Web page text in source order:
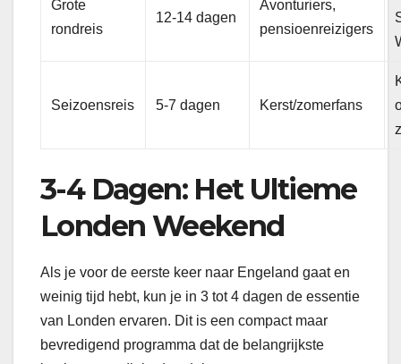
Grote
rondreis
12-14 dagen
Avonturiers,
pensioenreizigers
Seizoensreis 5-7 dagen Kerst/zomerfans
3-4 Dagen: Het Ultieme
Londen Weekend
Als je voor de eerste keer naar Engeland gaat en
weinig tijd hebt, kun je in 3 tot 4 dagen de essentie
van Londen ervaren. Dit is een compact maar
bevredigend programma dat de belangrijkste